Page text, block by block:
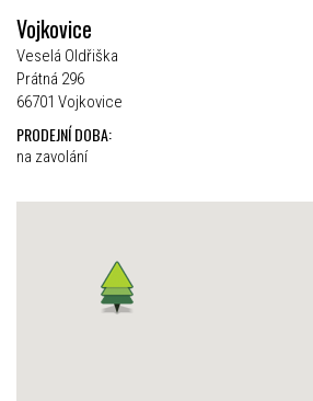
Vojkovice
Veselá Oldřiška
Prátná 296
66701 Vojkovice
PRODEJNÍ DOBA:
na zavolání